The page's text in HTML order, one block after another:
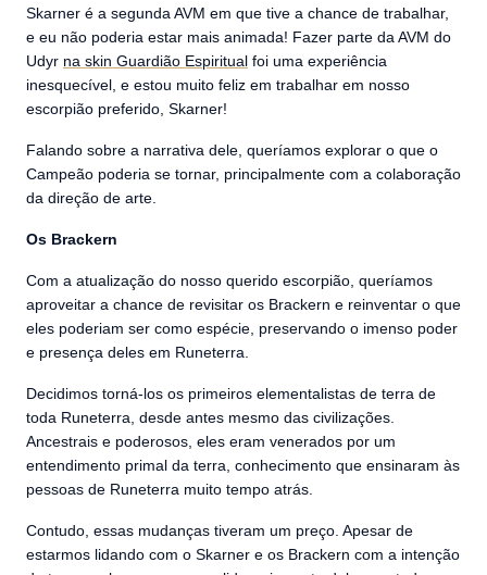
Skarner é a segunda AVM em que tive a chance de trabalhar,
e eu não poderia estar mais animada! Fazer parte da AVM do
Udyr na skin Guardião Espiritual foi uma experiência
inesquecível, e estou muito feliz em trabalhar em nosso
escorpião preferido, Skarner!
Falando sobre a narrativa dele, queríamos explorar o que o
Campeão poderia se tornar, principalmente com a colaboração
da direção de arte.
Os Brackern
Com a atualização do nosso querido escorpião, queríamos
aproveitar a chance de revisitar os Brackern e reinventar o que
eles poderiam ser como espécie, preservando o imenso poder
e presença deles em Runeterra.
Decidimos torná-los os primeiros elementalistas de terra de
toda Runeterra, desde antes mesmo das civilizações.
Ancestrais e poderosos, eles eram venerados por um
entendimento primal da terra, conhecimento que ensinaram às
pessoas de Runeterra muito tempo atrás.
Contudo, essas mudanças tiveram um preço. Apesar de
estarmos lidando com o Skarner e os Brackern com a intenção